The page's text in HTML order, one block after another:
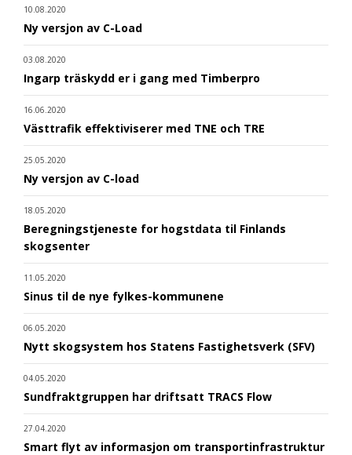
10.08.2020
Ny versjon av C-Load
03.08.2020
Ingarp träskydd er i gang med Timberpro
16.06.2020
Västtrafik effektiviserer med TNE och TRE
25.05.2020
Ny versjon av C-load
18.05.2020
Beregningstjeneste for hogstdata til Finlands
skogsenter
11.05.2020
Sinus til de nye fylkes-kommunene
06.05.2020
Nytt skogsystem hos Statens Fastighetsverk (SFV)
04.05.2020
Sundfraktgruppen har driftsatt TRACS Flow
27.04.2020
Smart flyt av informasjon om transportinfrastruktur